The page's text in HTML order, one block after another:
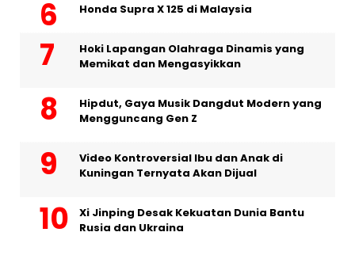
Honda Supra X 125 di Malaysia
Hoki Lapangan Olahraga Dinamis yang
Memikat dan Mengasyikkan
Hipdut, Gaya Musik Dangdut Modern yang
Mengguncang Gen Z
Video Kontroversial Ibu dan Anak di
Kuningan Ternyata Akan Dijual
Xi Jinping Desak Kekuatan Dunia Bantu
Rusia dan Ukraina